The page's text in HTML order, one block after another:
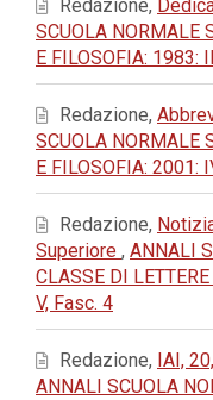
Redazione,
SCUOLA NORMALE
E FILOSOFIA: 1983:
Redazione,
SCUOLA NORMALE
E FILOSOFIA: 2001:
Redazione,
Superiore , ANNALI
CLASSE DI
V, Fasc. 4
Redazione, IAI,
ANNALI SCUOLA